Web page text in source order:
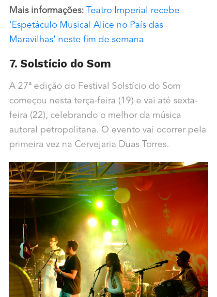
Mais informações: Teatro Imperial recebe
‘Espetáculo Musical Alice no País das
Maravilhas’ neste fim de semana
7. Solstício do Som
A 27ª edição do Festival Solstício do Som
começou nesta terça-feira (19) e vai até sexta-
feira (22), celebrando o melhor da música
autoral petropolitana. O evento vai ocorrer pela
primeira vez na Cervejaria Duas Torres.